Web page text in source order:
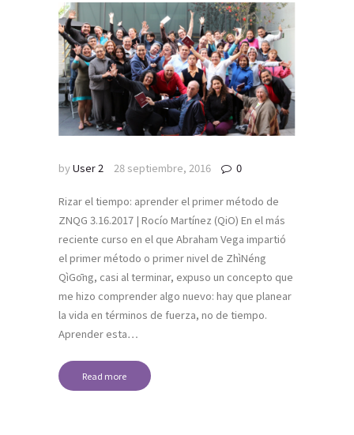
byUser 2 28 septiembre, 2016 0
Rizar el tiempo: aprender el primer método de
ZNQG 3.16.2017 | Rocío Martínez (QiO) En el más
reciente curso en el que Abraham Vega impartió
el primer método o primer nivel de ZhìNéng
QìGōng, casi al terminar, expuso un concepto que
me hizo comprender algo nuevo: hay que planear
la vida en términos de fuerza, no de tiempo.
Aprender esta…
Read more